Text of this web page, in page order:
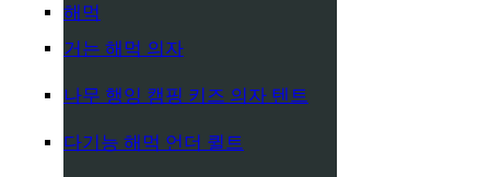
해먹
거는 해먹 의자
나무 행잉 캠핑 키즈 의자 텐트
다기능 해먹 언더 퀼트